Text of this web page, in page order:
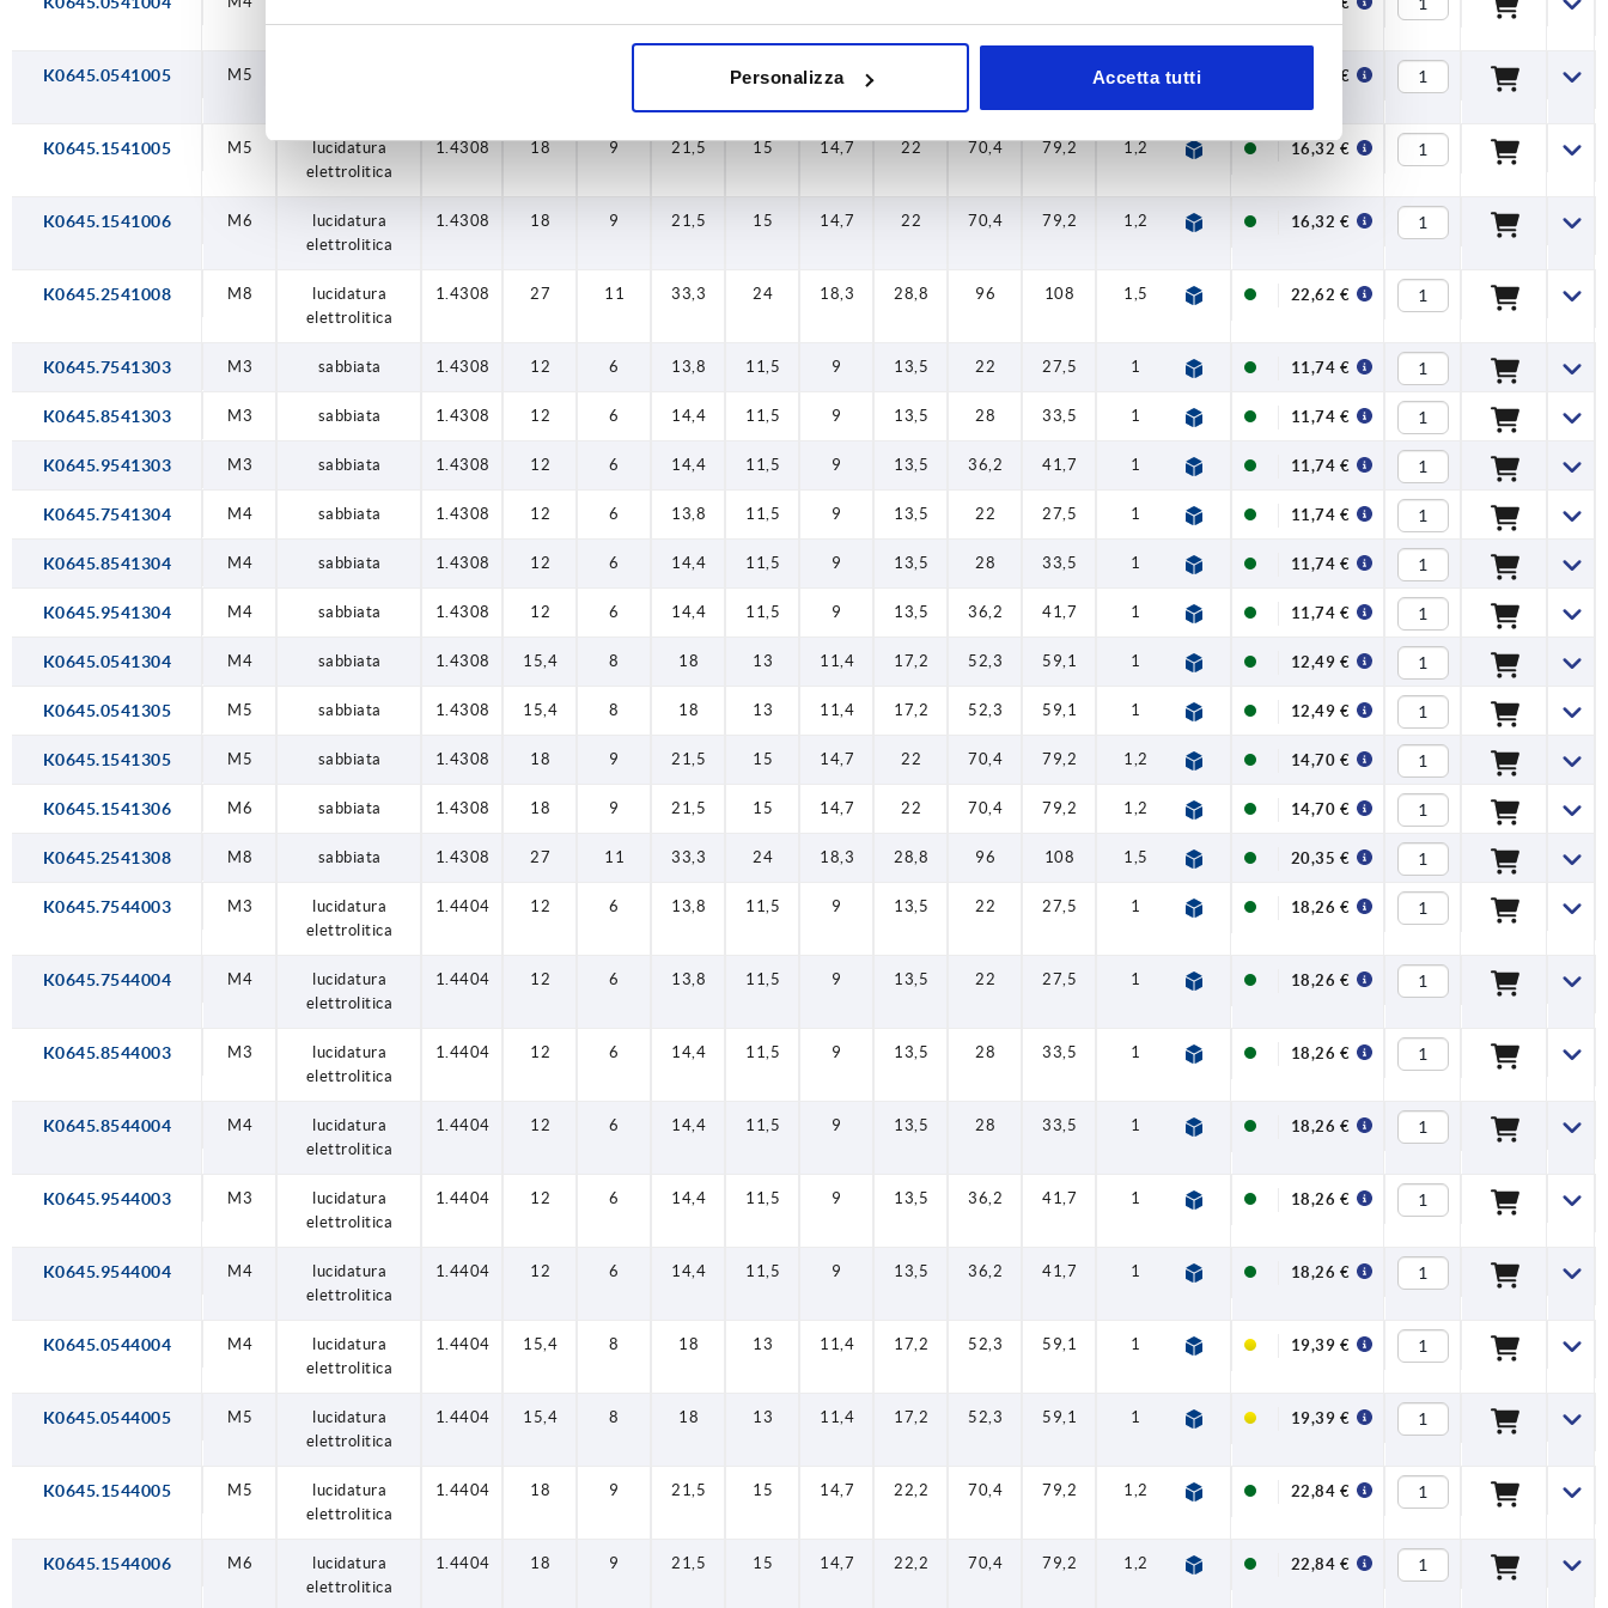
Personalizza Accetta tutti
elettrolitica
K0645.0541005 M5 13 11,4 1 100
13,85 €
K0645.1541005 M5
lucidatura
elettrolitica
1.4308 18 9 21,5 15 14,7 22 70,4 79,2 1,2 120
16,32 €
K0645.1541006 M6
lucidatura
elettrolitica
1.4308 18 9 21,5 15 14,7 22 70,4 79,2 1,2 120
16,32 €
K0645.2541008 M8
lucidatura
elettrolitica
1.4308 27 11 33,3 24 18,3 28,8 96 108 1,5 350
22,62 €
K0645.7541303 M3 sabbiata 1.4308 12 6 13,8 11,5 9 13,5 22 27,5 1 50
11,74 €
K0645.8541303 M3 sabbiata 1.4308 12 6 14,4 11,5 9 13,5 28 33,5 1 45
11,74 €
K0645.9541303 M3 sabbiata 1.4308 12 6 14,4 11,5 9 13,5 36,2 41,7 1 90
11,74 €
K0645.7541304 M4 sabbiata 1.4308 12 6 13,8 11,5 9 13,5 22 27,5 1 50
11,74 €
K0645.8541304 M4 sabbiata 1.4308 12 6 14,4 11,5 9 13,5 28 33,5 1 45
11,74 €
K0645.9541304 M4 sabbiata 1.4308 12 6 14,4 11,5 9 13,5 36,2 41,7 1 90
11,74 €
K0645.0541304 M4 sabbiata 1.4308 15,4 8 18 13 11,4 17,2 52,3 59,1 1 100
12,49 €
K0645.0541305 M5 sabbiata 1.4308 15,4 8 18 13 11,4 17,2 52,3 59,1 1 100
12,49 €
K0645.1541305 M5 sabbiata 1.4308 18 9 21,5 15 14,7 22 70,4 79,2 1,2 120
14,70 €
K0645.1541306 M6 sabbiata 1.4308 18 9 21,5 15 14,7 22 70,4 79,2 1,2 120
14,70 €
K0645.2541308 M8 sabbiata 1.4308 27 11 33,3 24 18,3 28,8 96 108 1,5 350
20,35 €
K0645.7544003 M3
lucidatura
elettrolitica
1.4404 12 6 13,8 11,5 9 13,5 22 27,5 1 50
18,26 €
K0645.7544004 M4
lucidatura
elettrolitica
1.4404 12 6 13,8 11,5 9 13,5 22 27,5 1 50
18,26 €
K0645.8544003 M3
lucidatura
elettrolitica
1.4404 12 6 14,4 11,5 9 13,5 28 33,5 1 45
18,26 €
K0645.8544004 M4
lucidatura
elettrolitica
1.4404 12 6 14,4 11,5 9 13,5 28 33,5 1 45
18,26 €
K0645.9544003 M3
lucidatura
elettrolitica
1.4404 12 6 14,4 11,5 9 13,5 36,2 41,7 1 90
18,26 €
K0645.9544004 M4
lucidatura
elettrolitica
1.4404 12 6 14,4 11,5 9 13,5 36,2 41,7 1 90
18,26 €
K0645.0544004 M4
lucidatura
elettrolitica
1.4404 15,4 8 18 13 11,4 17,2 52,3 59,1 1 100
19,39 €
K0645.0544005 M5
lucidatura
elettrolitica
1.4404 15,4 8 18 13 11,4 17,2 52,3 59,1 1 100
19,39 €
K0645.1544005 M5
lucidatura
elettrolitica
1.4404 18 9 21,5 15 14,7 22,2 70,4 79,2 1,2 120
22,84 €
K0645.1544006 M6
lucidatura
elettrolitica
1.4404 18 9 21,5 15 14,7 22,2 70,4 79,2 1,2 120
22,84 €